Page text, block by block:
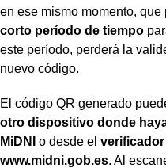
en ese mismo momento, que
corto período de tiempo
este período, perderá la
nuevo código.
El código QR generado
otro dispositivo donde
MiDNI o desde el verificador
www.midni.gob.es. Al